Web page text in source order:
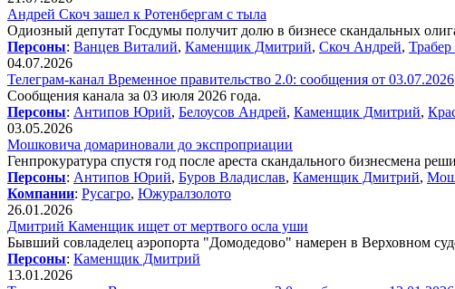
Андрей Скоч зашел к Ротенбергам с тыла
Одиозный депутат Госдумы получит долю в бизнесе скандальных
Персоны: Ванцев Виталий, Каменщик Дмитрий, Скоч Андрей,
04.07.2026
Телеграм-канал Временное правительство 2.0: сообщения от 03.07.2026
Сообщения канала за 03 июля 2026 года.
Персоны: Антипов Юрий, Белоусов Андрей, Каменщик Дмитрий,
03.05.2026
Мошковича домариновали до экспроприации
Генпрокуратура спустя год после ареста скандального бизнесмена
Персоны: Антипов Юрий, Буров Владислав, Каменщик Дмитрий,
Компании: Русагро, Южуралзолото
26.01.2026
Дмитрий Каменщик ищет от мертвого осла уши
Бывший совладелец аэропорта "Домодедово" намерен в Верховном
Персоны: Каменщик Дмитрий
13.01.2026